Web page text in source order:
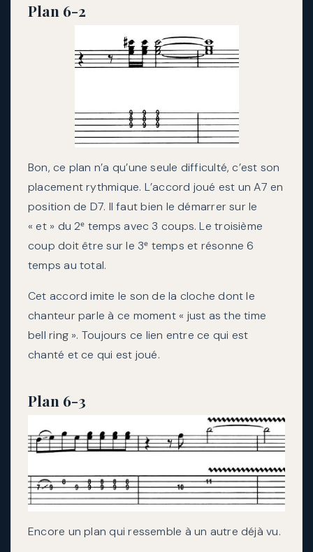
Plan 6-2
Bon, ce plan n’a qu’une seule difficulté, c’est son
placement rythmique. L’accord joué est un A7 en
position de D7. Il faut bien le démarrer sur le
« et » du 2ᵉ temps avec 3 coups. Le troisième
coup doit être sur le 3ᵉ temps et résonne 6
temps au total.
Cet accord imite le son de la cloche dont le
chanteur parle à ce moment « just as the time
bell ring ». Toujours ce lien entre ce qui est
chanté et ce qui est joué.
Plan 6-3
Encore un plan qui ressemble à un autre déjà vu.